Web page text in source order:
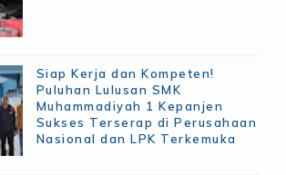
Siap Kerja dan Kompeten!
Puluhan Lulusan SMK
Muhammadiyah 1 Kepanjen
Sukses Terserap di Perusahaan
Nasional dan LPK Terkemuka